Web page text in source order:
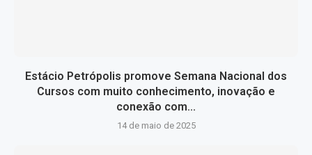
Estácio Petrópolis promove Semana Nacional dos
Cursos com muito conhecimento, inovação e
conexão com...
14 de maio de 2025